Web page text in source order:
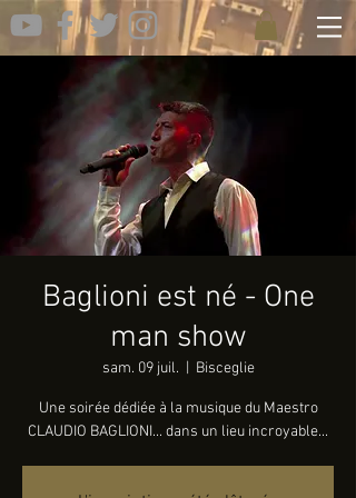
Baglioni est né - One
man show
sam. 09 juil. Bisceglie
Une soirée dédiée à la musique du Maestro
CLAUDIO BAGLIONI... dans un lieu incroyable...